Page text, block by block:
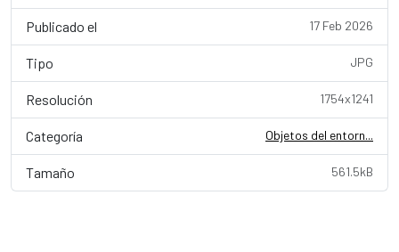
Publicado el 17 Feb 2026
Tipo JPG
Resolución 1754x1241
Categoría Objetos del entorn...
Tamaño 561.5kB